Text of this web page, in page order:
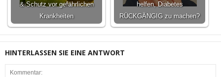
& Schutz vor gefährlichen
Krankheiten
helfen, Diabetes
RÜCKGÄNGIG zu machen?
HINTERLASSEN SIE EINE ANTWORT